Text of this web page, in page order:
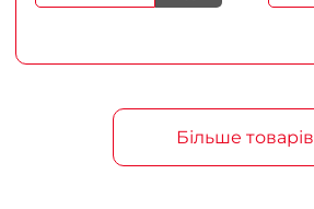
Більше товарів